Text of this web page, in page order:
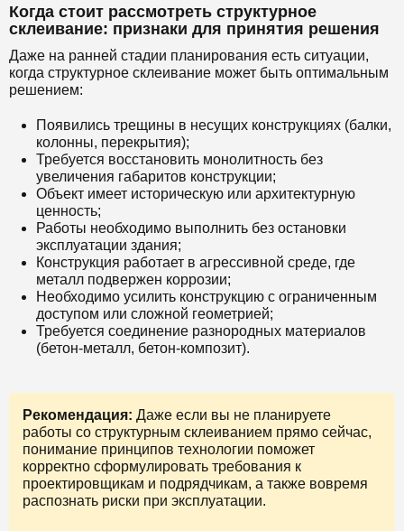
Когда стоит рассмотреть структурное
склеивание: признаки для принятия решения
Даже на ранней стадии планирования есть ситуации,
когда структурное склеивание может быть оптимальным
решением:
Появились трещины в несущих конструкциях (балки,
колонны, перекрытия);
Требуется восстановить монолитность без
увеличения габаритов конструкции;
Объект имеет историческую или архитектурную
ценность;
Работы необходимо выполнить без остановки
эксплуатации здания;
Конструкция работает в агрессивной среде, где
металл подвержен коррозии;
Необходимо усилить конструкцию с ограниченным
доступом или сложной геометрией;
Требуется соединение разнородных материалов
(бетон-металл, бетон-композит).
Рекомендация: Даже если вы не планируете
работы со структурным склеиванием прямо сейчас,
понимание принципов технологии поможет
корректно сформулировать требования к
проектировщикам и подрядчикам, а также вовремя
распознать риски при эксплуатации.